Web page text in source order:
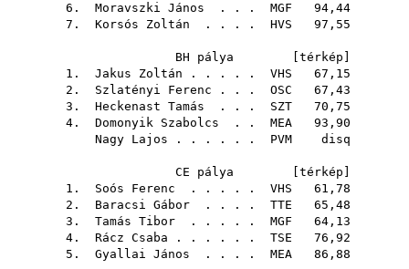
6. Moravszki János . . . MGF 94,44
7. Korsós Zoltán . . . . HVS 97,55
BH pálya [ térkép
1. Jakus Zoltán . . . . . VHS 67,15
2. Szlatényi Ferenc . . . OSC 67,43
3. Heckenast Tamás . . . SZT 70,75
4. Domonyik Szabolcs . . MEA 93,90
Nagy Lajos . . . . . . PVM disq
CE pálya [ térkép
1. Soós Ferenc . . . . . VHS 61,78
2. Baracsi Gábor . . . . TTE 65,48
3. Tamás Tibor . . . . . MGF 64,13
4. Rácz Csaba . . . . . . TSE 76,92
5. Gyallai János . . . . MEA 86,88